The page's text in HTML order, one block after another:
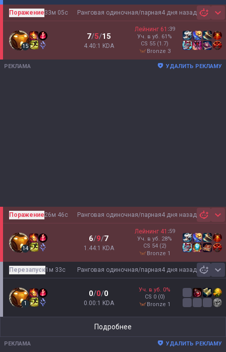
Ранговая одиночная/парная4 дня назад
Поражение33м 05с
15
7/5/15
4.40:1 KDA
Лейнинг 61 :39
Уч. в уб. 61 %
CS 55 (1.7)
bronze 3
РЕКЛАМА УДАЛИТЬ РЕКЛАМУ
Ранговая одиночная/парная4 дня назад
Поражение26м 46с
14
6/9/7
1.44:1 KDA
Лейнинг 41 :59
Уч. в уб. 28%
CS 54 (2)
bronze 1
Ранговая одиночная/парная4 дня назад
Перезапуск1м 33с
1
0/0/0
0.00:1 KDA
Уч. в уб. 0%
CS 0 (0)
bronze 1
Подробнее
РЕКЛАМА УДАЛИТЬ РЕКЛАМУ